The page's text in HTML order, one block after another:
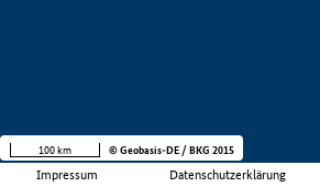
Impressum Datenschutzerklärung
100 km © Geobasis-DE / BKG 2015